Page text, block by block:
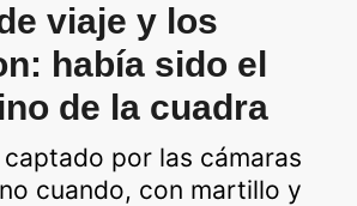
viaje y los
había sido el
de la cuadra
por las cámaras
cuando, con martillo y